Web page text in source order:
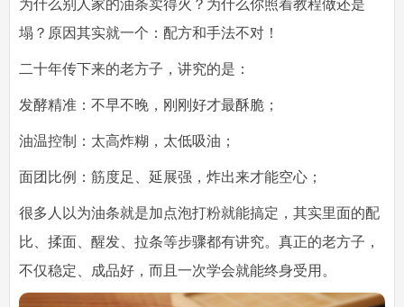
为什么别人家的油条卖得火？为什么你照着教程做还是
塌？原因其实就一个： 配方和手法不对！
二十年传下来的老方子，讲究的是：
发酵精准 ：不早不晚，刚刚好才最酥脆；
油温控制 ：太高炸糊，太低吸油；
面团比例 ：筋度足、延展强，炸出来才能空心；
很多人以为油条就是加点泡打粉就能搞定，其实里面的配
比、揉面、醒发、拉条等步骤都有讲究。真正的老方子，
不仅稳定、成品好，而且 一次学会就能终身受用 。